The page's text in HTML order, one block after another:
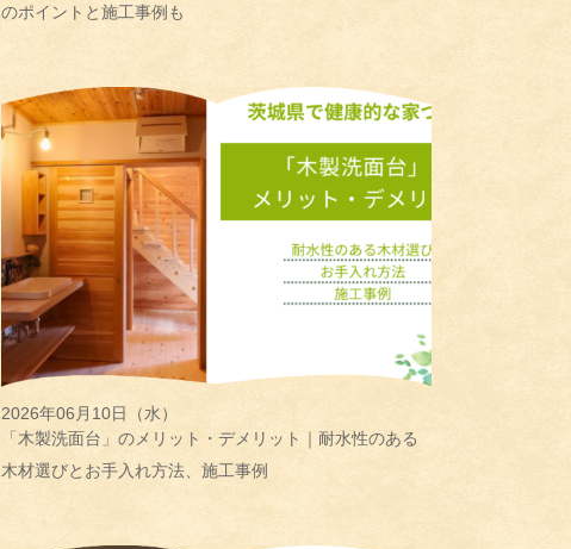
のポイントと施工事例も
2026年06月10日（水）
「木製洗面台」のメリット・デメリット｜耐水性のある
木材選びとお手入れ方法、施工事例